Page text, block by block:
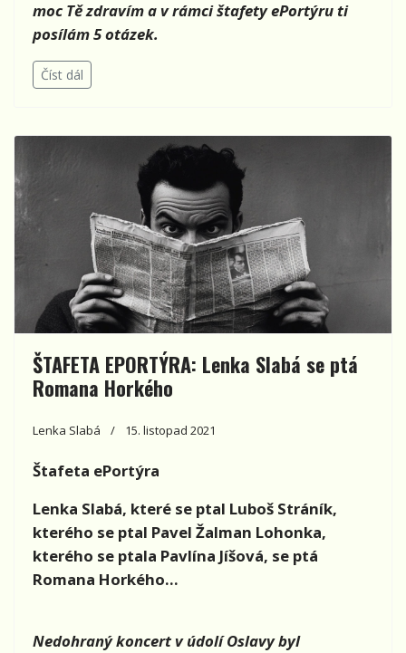
moc Tě zdravím a v rámci štafety ePortýru ti
posílám 5 otázek.
Číst dál
ŠTAFETA EPORTÝRA: Lenka Slabá se ptá
Romana Horkého
Lenka Slabá 15. listopad 2021
Štafeta ePortýra
Lenka Slabá, které se ptal Luboš Stráník,
kterého se ptal Pavel Žalman Lohonka,
kterého se ptala Pavlína Jíšová, se ptá
Romana Horkého...
Nedohraný koncert v údolí Oslavy byl